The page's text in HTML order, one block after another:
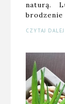
naturą.
CZYTAJ DALEJ